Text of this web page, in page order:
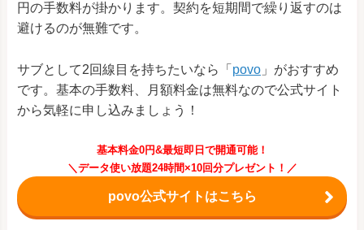
円の手数料が掛かります。契約を短期間で繰り返すのは
避けるのが無難です。
サブとして2回線目を持ちたいなら「 povo 」がおすすめ
です。基本の手数料、月額料金は無料なので公式サイト
から気軽に申し込みましょう！
基本料金0円&最短即日で開通可能！
＼データ使い放題24時間×10回分プレゼント！／
povo公式サイトはこちら